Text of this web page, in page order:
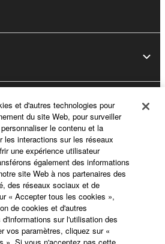
et d'autres technologies pour
du site Web, pour surveiller
le contenu et la
les interactions sur les réseaux
une expérience utilisateur
également des informations
site Web à nos partenaires des
des réseaux sociaux et de
« Accepter tous les cookies »,
de cookies et d'autres
sur l'utilisation des
vos paramètres, cliquez sur «